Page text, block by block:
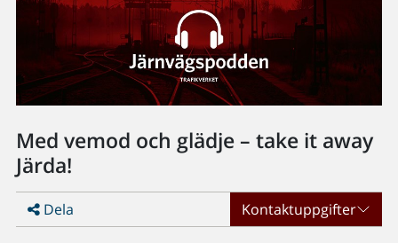
Med vemod och glädje – take it away
Järda!
Dela Kontaktuppgifter